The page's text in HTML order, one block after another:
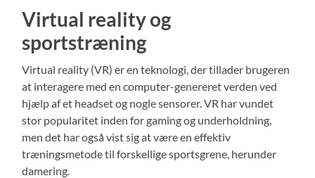
Virtual reality og
sportstræning
Virtual reality (VR) er en teknologi, der tillader brugeren
at interagere med en computer-genereret verden ved
hjælp af et headset og nogle sensorer. VR har vundet
stor popularitet inden for gaming og underholdning,
men det har også vist sig at være en effektiv
træningsmetode til forskellige sportsgrene, herunder
damering.